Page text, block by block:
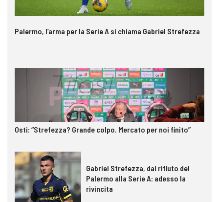
Palermo, l’arma per la Serie A si chiama Gabriel Strefezza
Osti: “Strefezza? Grande colpo. Mercato per noi finito”
Gabriel Strefezza, dal rifiuto del
Palermo alla Serie A: adesso la
rivincita